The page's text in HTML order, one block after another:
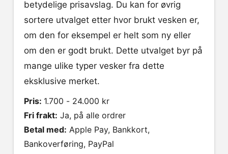
betydelige prisavslag. Du kan for øvrig
sortere utvalget etter hvor brukt vesken er,
om den for eksempel er helt som ny eller
om den er godt brukt. Dette utvalget byr på
mange ulike typer vesker fra dette
eksklusive merket.
Pris: 1.700 - 24.000 kr
Fri frakt: Ja, på alle ordrer
Betal med:
Bankoverføring, PayPal